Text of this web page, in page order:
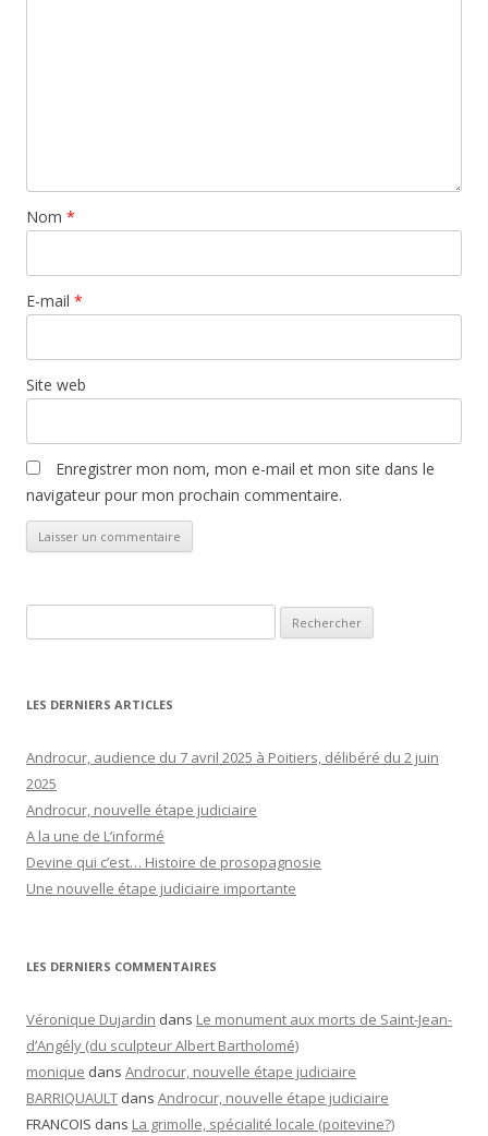
Nom *
E-mail *
Site web
Enregistrer mon nom, mon e-mail et mon site dans le
navigateur pour mon prochain commentaire.
LES DERNIERS ARTICLES
Androcur, audience du 7 avril 2025 à Poitiers, délibéré du 2 juin
2025
Androcur, nouvelle étape judiciaire
A la une de L’informé
Devine qui c’est… Histoire de prosopagnosie
Une nouvelle étape judiciaire importante
LES DERNIERS COMMENTAIRES
Véronique Dujardin dans Le monument aux morts de Saint-Jean-
d’Angély (du sculpteur Albert Bartholomé)
monique dans Androcur, nouvelle étape judiciaire
BARRIQUAULT dans Androcur, nouvelle étape judiciaire
FRANCOIS dans La grimolle, spécialité locale (poitevine?)